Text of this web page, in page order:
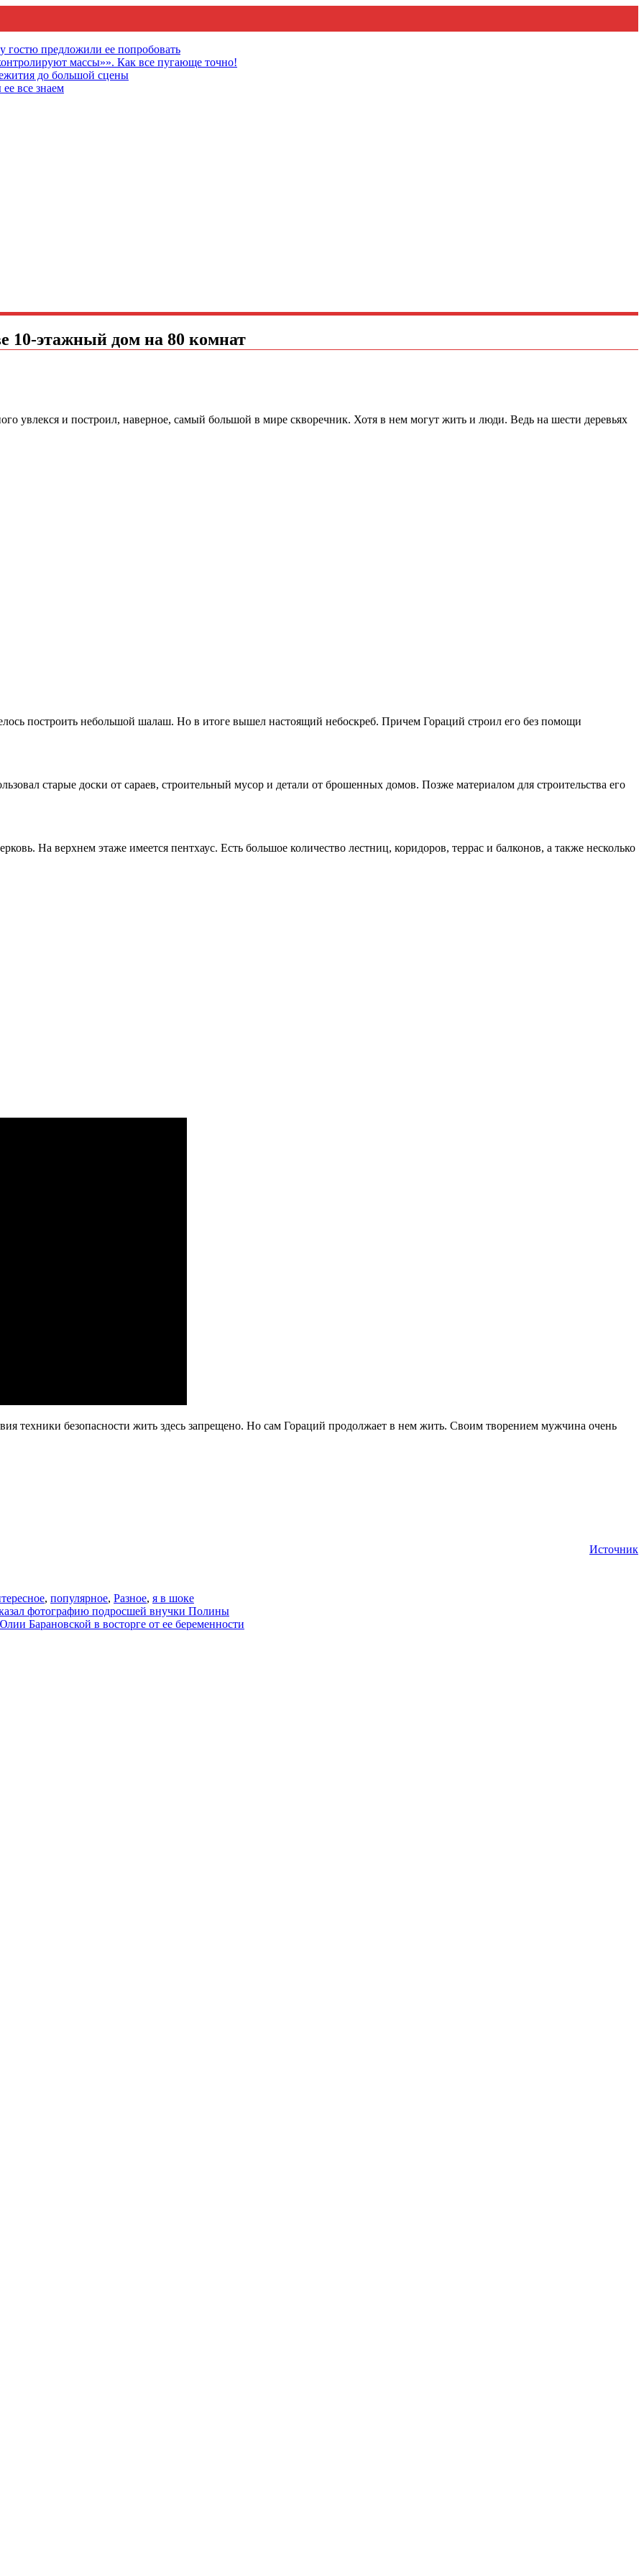
гостю предложили ее попробовать
массы»». Как все пугающе точно!
до большой сцены
все знаем
10-этажный дом на 80 комнат
увлекся и построил, наверное, самый большой в мире скворечник. Хотя в нем могут жить и люди. Ведь на шести деревьях
построить небольшой шалаш. Но в итоге вышел настоящий небоскреб. Причем Гораций строил его без помощи
старые доски от сараев, строительный мусор и детали от брошенных домов. Позже материалом для строительства его
На верхнем этаже имеется пентхаус. Есть большое количество лестниц, коридоров, террас и балконов, а также несколько
техники безопасности жить здесь запрещено. Но сам Гораций продолжает в нем жить. Своим творением мужчина очень
Источник
, популярное, Разное, я в шоке
фотографию подросшей внучки Полины
Барановской в восторге от ее беременности